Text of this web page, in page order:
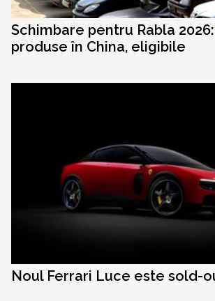
Schimbare pentru Rabla
produse în China, eligibile
Noul Ferrari Luce este sold-